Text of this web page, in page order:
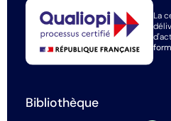
La
Bibliothèque